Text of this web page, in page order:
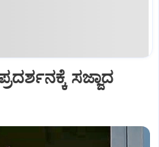
ಸಜ್ಜಾದ